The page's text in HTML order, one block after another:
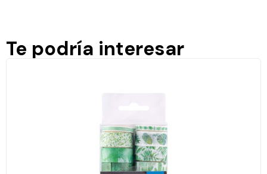
Te podría interesar